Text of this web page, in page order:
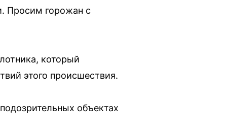
Просим горожан с
который
этого происшествия.
объектах